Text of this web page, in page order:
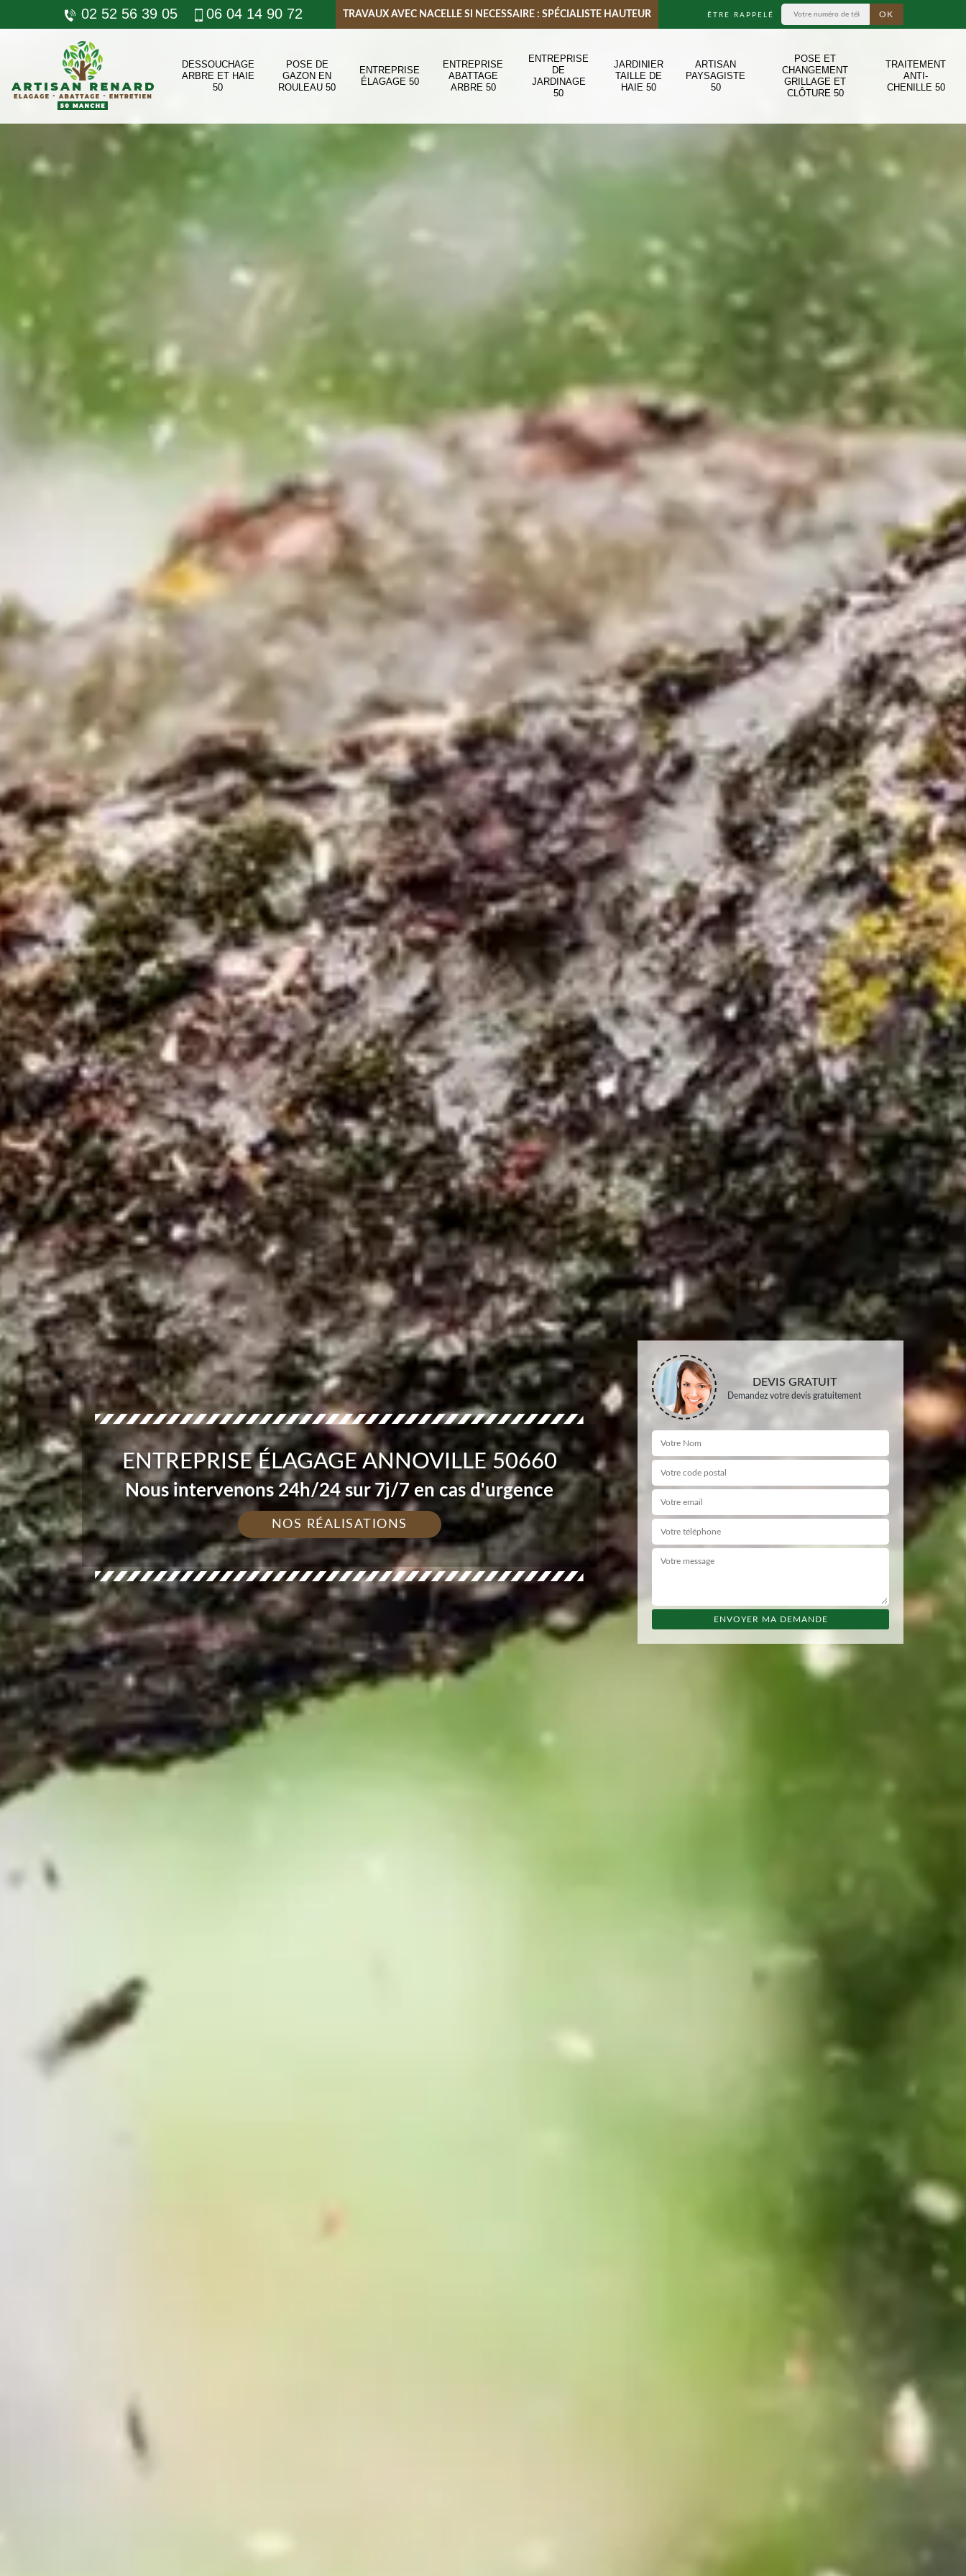
02 52 56 39 05 06 04 14 90 72 TRAVAUX AVEC NACELLE SI NECESSAIRE : SPÉCIALISTE HAUTEUR ÊTRE RAPPELÉ
DESSOUCHAGE
ARBRE ET HAIE
50
POSE DE
GAZON EN
ROULEAU 50
ENTREPRISE
ÉLAGAGE 50
ENTREPRISE
ABATTAGE
ARBRE 50
ENTREPRISE
DE
JARDINAGE
50
JARDINIER
TAILLE DE
HAIE 50
ARTISAN
PAYSAGISTE
50
POSE ET
CHANGEMENT
GRILLAGE ET
CLÔTURE 50
TRAITEMENT
ANTI-
CHENILLE 50
ENTREPRISE ÉLAGAGE ANNOVILLE 50660
Nous intervenons 24h/24 sur 7j/7 en cas d'urgence
NOS RÉALISATIONS
DEVIS GRATUIT
Demandez votre devis gratuitement